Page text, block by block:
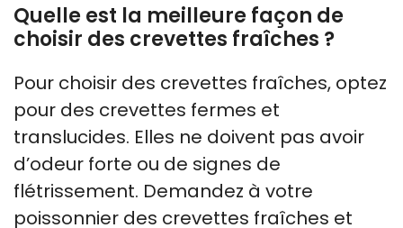
Quelle est la meilleure façon de
choisir des crevettes fraîches ?
Pour choisir des crevettes fraîches, optez
pour des crevettes fermes et
translucides. Elles ne doivent pas avoir
d’odeur forte ou de signes de
flétrissement. Demandez à votre
poissonnier des crevettes fraîches et